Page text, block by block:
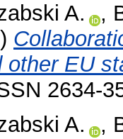
A. ,
other EU
2634-
A. ,